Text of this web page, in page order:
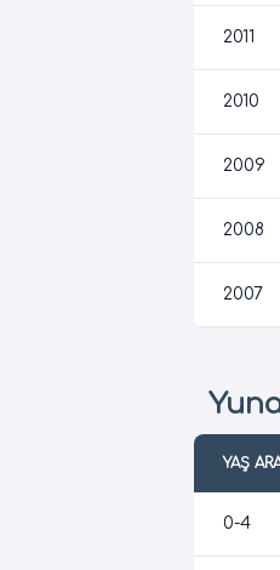
2011
2010
2009
2008
2007
YAŞ
0-4